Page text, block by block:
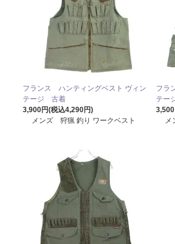
フランス ハンティングベスト ヴィン
テージ 古着
3,900円(税込4,290円)
メンズ 狩猟 釣り ワークベスト
フラ
テー